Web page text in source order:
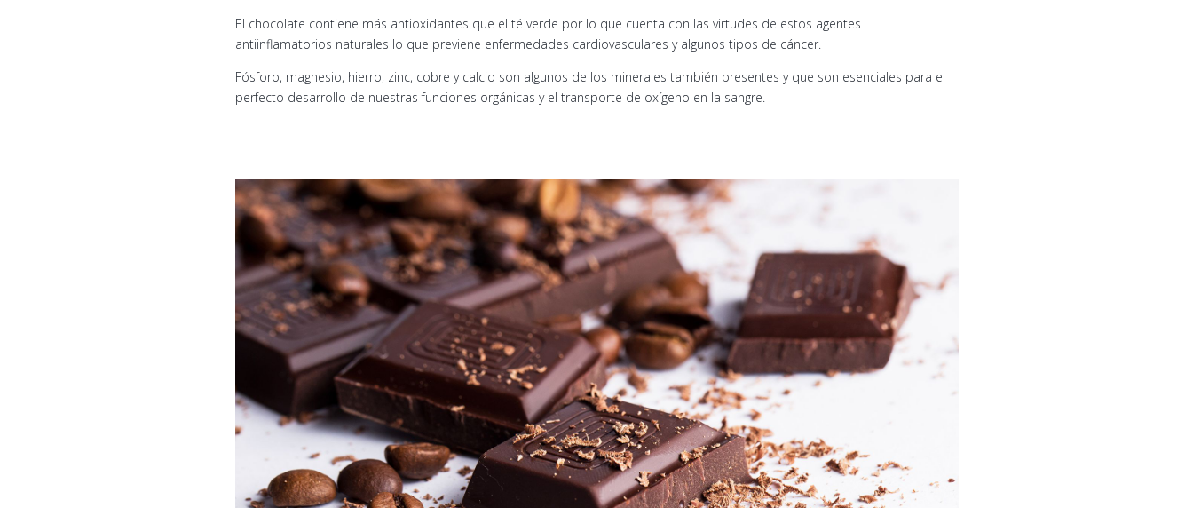
El chocolate contiene más antioxidantes que el té verde por lo que cuenta con las virtudes de estos agentes
antiinflamatorios naturales lo que previene enfermedades cardiovasculares y algunos tipos de cáncer.
Fósforo, magnesio, hierro, zinc, cobre y calcio son algunos de los minerales también presentes y que son esenciales para el
perfecto desarrollo de nuestras funciones orgánicas y el transporte de oxígeno en la sangre.